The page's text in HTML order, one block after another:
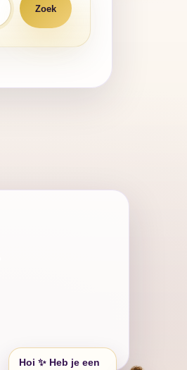
Hoi ✨ Heb je een